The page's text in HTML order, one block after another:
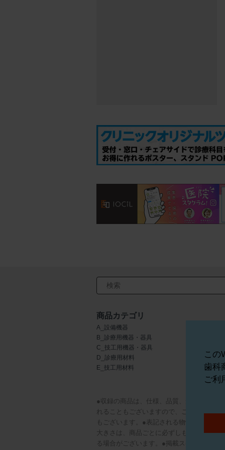
検索キーワード入力
商品カテゴリ
A_設備機器
B_診療用機器・器具
C_技工用機器・器具
D_診療用材料
E_技工用材料
I_矯正器材
J_歯科用薬
●収録の商品は、仕様、品質、形状、パッ
れることもございますので、ご注意くださ
もございます。●表記される物性データ等
大きさは、商品ごとに必ずしも同比率に
る場合がございます。●掲載スペースの都
この
歯科
ご利